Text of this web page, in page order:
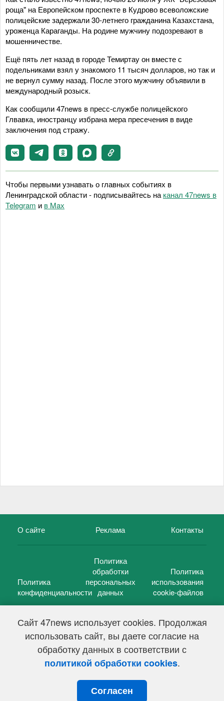
Сайт 47news использует cookies. Продолжая
использовать сайт, вы даете согласие на
обработку данных в соответствии с
политикой обработки cookies.
Согласен
роща" на Европейском проспекте в Кудрово всеволожские
полицейские задержали 30-летнего гражданина Казахстана,
уроженца Караганды. На родине мужчину подозревают в
мошенничестве.
Ещё пять лет назад в городе Темиртау он вместе с
подельниками взял у знакомого 11 тысяч долларов, но так и
не вернул сумму назад. После этого мужчину объявили в
международный розыск.
Как сообщили 47news в пресс-службе полицейского
Глвавка, иностранцу избрана мера пресечения в виде
заключения под стражу.
Чтобы первыми узнавать о главных событиях в
Ленинградской области - подписывайтесь на канал 47news в
Telegram и в Maх
О сайте Реклама Контакты
Политика
конфиденциальности
Политика
обработки
персональных
данных
Политика
использования
cookie-файлов
47 новостей (47 news)2005 — 2026 г.
Свидетельство о регистрации СМИ Эл № ФС 77-39848, выдано
Федеральной службой по надзору в сфере связи,
информационных технологий и массовых коммуникаций